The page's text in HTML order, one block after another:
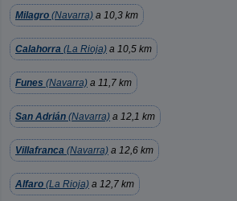
Milagro (Navarra) a 10,3 km
Calahorra (La Rioja) a 10,5 km
Funes (Navarra) a 11,7 km
San Adrián (Navarra) a 12,1 km
Villafranca (Navarra) a 12,6 km
Alfaro (La Rioja) a 12,7 km